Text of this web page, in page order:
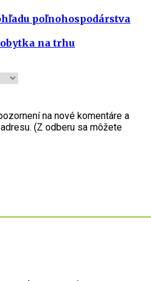
poľnohospodárstva
na trhu
na nové komentáre a
(Z odberu sa môžete